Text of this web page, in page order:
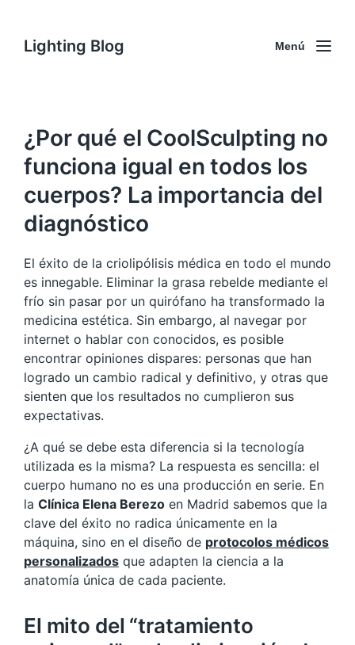
Lighting Blog Menú
¿Por qué el CoolSculpting no
funciona igual en todos los
cuerpos? La importancia del
diagnóstico
El éxito de la criolipólisis médica en todo el mundo
es innegable. Eliminar la grasa rebelde mediante el
frío sin pasar por un quirófano ha transformado la
medicina estética. Sin embargo, al navegar por
internet o hablar con conocidos, es posible
encontrar opiniones dispares: personas que han
logrado un cambio radical y definitivo, y otras que
sienten que los resultados no cumplieron sus
expectativas.
¿A qué se debe esta diferencia si la tecnología
utilizada es la misma? La respuesta es sencilla: el
cuerpo humano no es una producción en serie. En
la Clínica Elena Berezo en Madrid sabemos que la
clave del éxito no radica únicamente en la
máquina, sino en el diseño de protocolos médicos
personalizados que adapten la ciencia a la
anatomía única de cada paciente.
El mito del “tratamiento